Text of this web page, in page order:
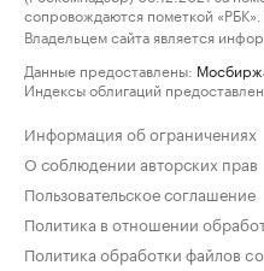
сопровождаются пометкой «РБК».
Владельцем сайта является
Данные предоставлены:
Индексы облигаций
Информация об ограничениях
О соблюдении авторских прав
Пользовательское соглашение
Политика в отношении
Политика обработки файлов